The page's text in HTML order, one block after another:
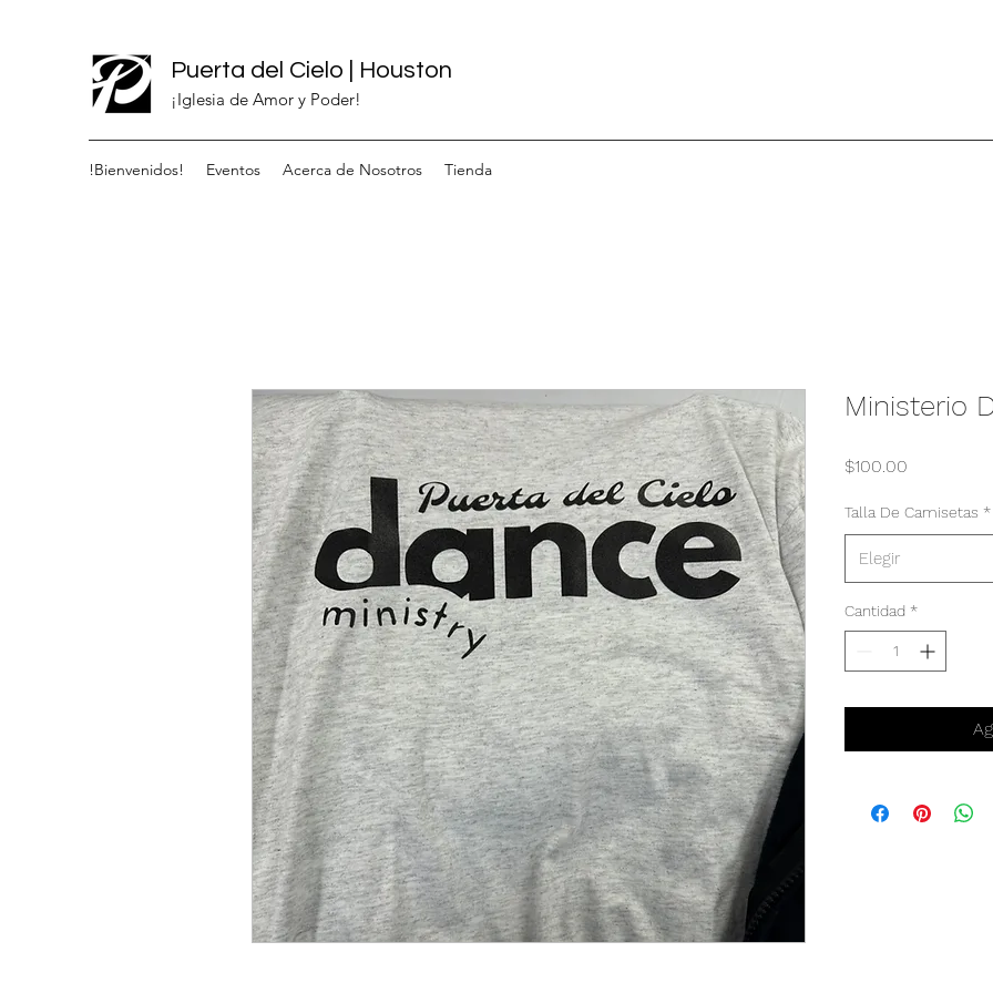
Puerta del Cielo | Houston
¡Iglesia de Amor y Poder!
!Bienvenidos! Eventos Acerca de Nosotros Tienda
Ministerio
$100.00
Talla De Camisetas *
Elegir
Cantidad *